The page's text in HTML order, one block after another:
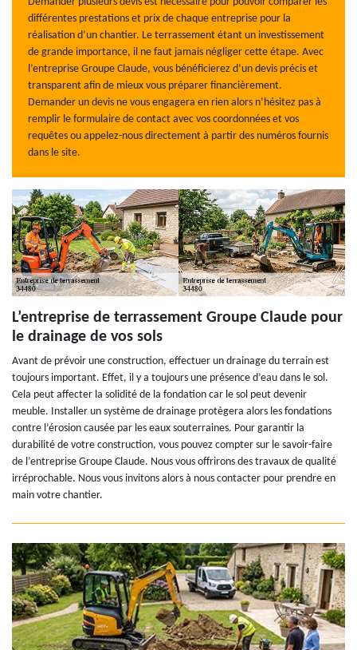
différentes prestations et prix de chaque entreprise pour la
réalisation d’un chantier. Le terrassement étant un investissement
de grande importance, il ne faut jamais négliger cette étape. Avec
l’entreprise Groupe Claude, vous bénéficierez d’un devis précis et
transparent afin de mieux vous préparer financièrement.
Demander un devis ne vous engagera en rien alors n’hésitez pas à
remplir le formulaire de contact avec vos coordonnées et vos
requêtes ou appelez-nous directement à partir des numéros fournis
dans le site.
L’entreprise de terrassement Groupe Claude pour
le drainage de vos sols
Avant de prévoir une construction, effectuer un drainage du terrain est
toujours important. Effet, il y a toujours une présence d’eau dans le sol.
Cela peut affecter la solidité de la fondation car le sol peut devenir
meuble. Installer un système de drainage protègera alors les fondations
contre l’érosion causée par les eaux souterraines. Pour garantir la
durabilité de votre construction, vous pouvez compter sur le savoir-faire
de l’entreprise Groupe Claude. Nous vous offrirons des travaux de qualité
irréprochable. Nous vous invitons alors à nous contacter pour prendre en
main votre chantier.